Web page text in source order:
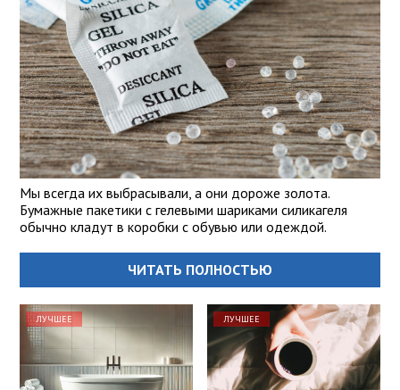
Мы всегда их выбрасывали, а они дороже золота.
Бумажные пакетики с гелевыми шариками силикагеля
обычно кладут в коробки с обувью или одеждой.
ЧИТАТЬ ПОЛНОСТЬЮ
ЛУЧШЕЕ ЛУЧШЕЕ